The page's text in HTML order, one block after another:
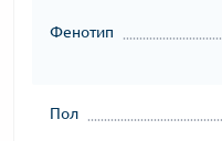
Фенотип
Пол